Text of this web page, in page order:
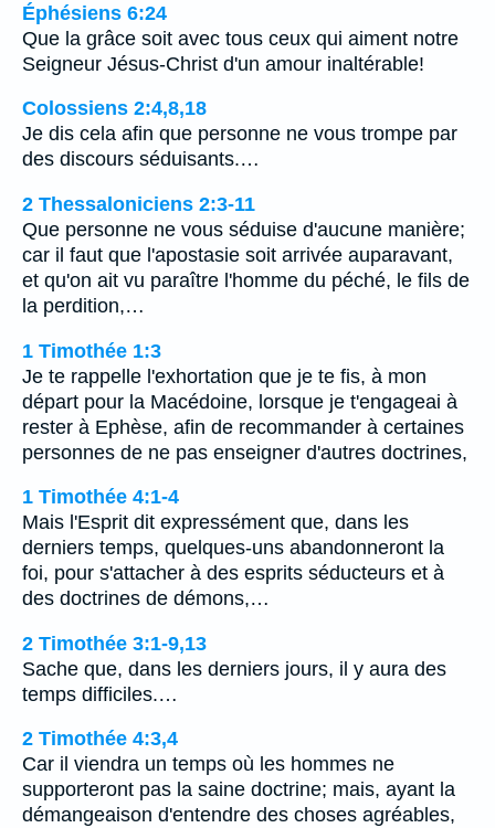
Éphésiens 6:24
Que la grâce soit avec tous ceux qui aiment notre
Seigneur Jésus-Christ d'un amour inaltérable!
Colossiens 2:4,8,18
Je dis cela afin que personne ne vous trompe par
des discours séduisants.…
2 Thessaloniciens 2:3-11
Que personne ne vous séduise d'aucune manière;
car il faut que l'apostasie soit arrivée auparavant,
et qu'on ait vu paraître l'homme du péché, le fils de
la perdition,…
1 Timothée 1:3
Je te rappelle l'exhortation que je te fis, à mon
départ pour la Macédoine, lorsque je t'engageai à
rester à Ephèse, afin de recommander à certaines
personnes de ne pas enseigner d'autres doctrines,
1 Timothée 4:1-4
Mais l'Esprit dit expressément que, dans les
derniers temps, quelques-uns abandonneront la
foi, pour s'attacher à des esprits séducteurs et à
des doctrines de démons,…
2 Timothée 3:1-9,13
Sache que, dans les derniers jours, il y aura des
temps difficiles.…
2 Timothée 4:3,4
Car il viendra un temps où les hommes ne
supporteront pas la saine doctrine; mais, ayant la
démangeaison d'entendre des choses agréables,